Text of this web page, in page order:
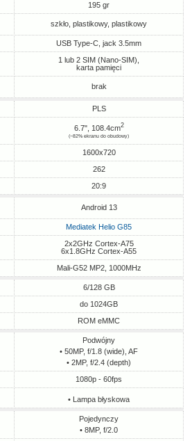
195 gr
szkło, plastikowy, plastikowy
USB Type-C, jack 3.5mm
1 lub 2 SIM (Nano-SIM),
karta pamięci
brak
PLS
6.7", 108.4cm2
(~82% ekranu do obudowy)
1600x720
262
20:9
Android 13
Mediatek Helio G85
2x2GHz Cortex-A75
6x1.8GHz Cortex-A55
Mali-G52 MP2, 1000MHz
6/128 GB
do 1024GB
ROM eMMC
Podwójny
• 50MP, f/1.8 (wide), AF
• 2MP, f/2.4 (depth)
1080p - 60fps
• Lampa błyskowa
Pojedynczy
• 8MP, f/2.0